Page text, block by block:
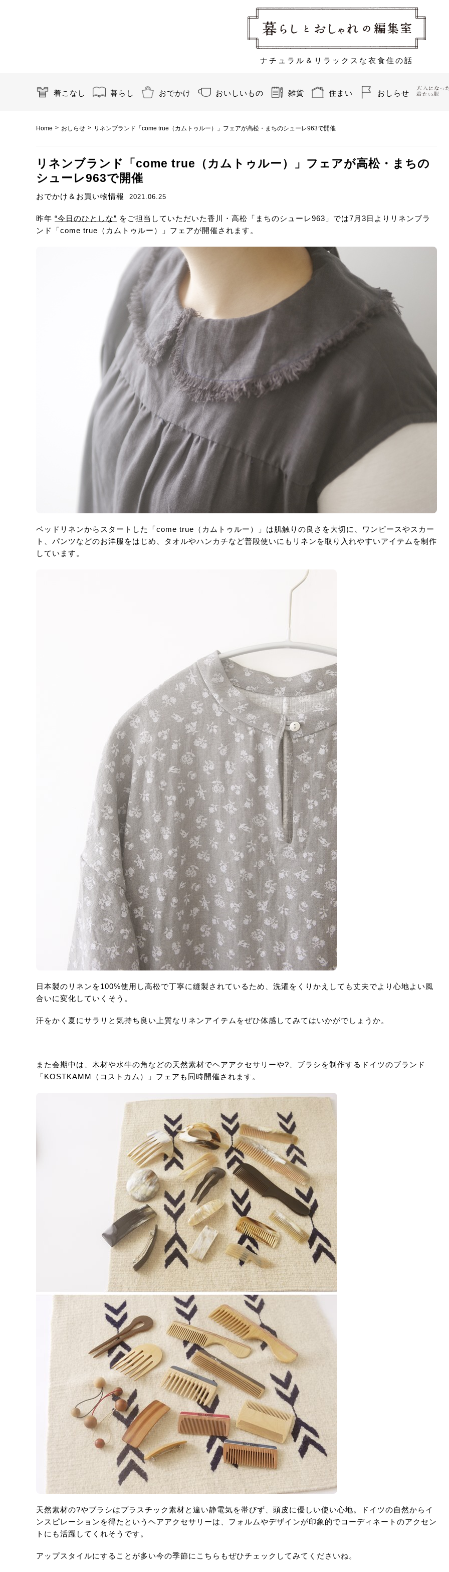
ナチュラル＆リラックスな衣食住の話
着こなし 暮らし おでかけ おいしいもの 雑貨 住まい おしらせ
Home > おしらせ > リネンブランド「come true（カムトゥルー）」フェアが高松・まちのシューレ963で開催
リネンブランド「come true（カムトゥルー）」フェアが高松・まちの
シューレ963で開催
おでかけ＆お買い物情報 2021.06.25
昨年 “今日のひとしな” をご担当していただいた香川・高松「まちのシューレ963」では7月3日よりリネンブラ
ンド「come true（カムトゥルー）」フェアが開催されます。
ベッドリネンからスタートした「come true（カムトゥルー）」は肌触りの良さを大切に、ワンピースやスカー
ト、パンツなどのお洋服をはじめ、タオルやハンカチなど普段使いにもリネンを取り入れやすいアイテムを制作
しています。
日本製のリネンを100%使用し高松で丁寧に縫製されているため、洗濯をくりかえしても丈夫でより心地よい風
合いに変化していくそう。
汗をかく夏にサラリと気持ち良い上質なリネンアイテムをぜひ体感してみてはいかがでしょうか。
また会期中は、木材や水牛の角などの天然素材でヘアアクセサリーや?、ブラシを制作するドイツのブランド
「KOSTKAMM（コストカム）」フェアも同時開催されます。
天然素材の?やブラシはプラスチック素材と違い静電気を帯びず、頭皮に優しい使い心地。ドイツの自然からイ
ンスピレーションを得たというヘアアクセサリーは、フォルムやデザインが印象的でコーディネートのアクセン
トにも活躍してくれそうです。
アップスタイルにすることが多い今の季節にこちらもぜひチェックしてみてくださいね。